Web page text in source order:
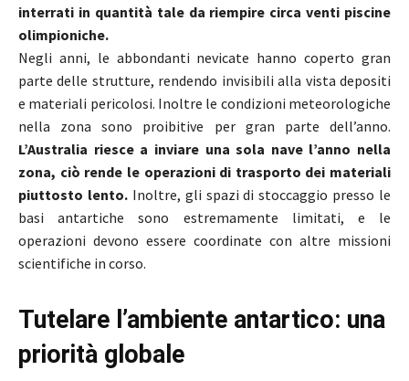
interrati in quantità tale da riempire circa venti piscine
olimpioniche.
Negli anni, le abbondanti nevicate hanno coperto gran
parte delle strutture, rendendo invisibili alla vista depositi
e materiali pericolosi. Inoltre le condizioni meteorologiche
nella zona sono proibitive per gran parte dell’anno.
L’Australia riesce a inviare una sola nave l’anno nella
zona, ciò rende le operazioni di trasporto dei materiali
piuttosto lento.Inoltre, gli spazi di stoccaggio presso le
basi antartiche sono estremamente limitati, e le
operazioni devono essere coordinate con altre missioni
scientifiche in corso.
Tutelare l’ambiente antartico: una
priorità globale